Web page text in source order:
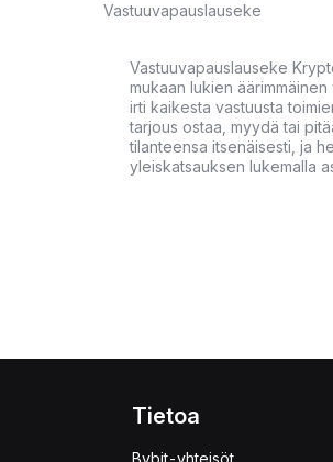
Vastuuvapauslauseke
Vastuuvapauslauseke
mukaan lukien
irti kaikesta vastuusta
tarjous ostaa, myydä tai
tilanteensa itsenäisesti, ja
yleiskatsauksen lukemalla
Tietoa
Bybit-yhteisöt